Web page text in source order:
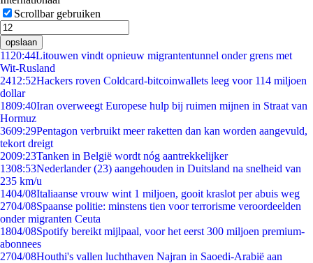
Scrollbar gebruiken
opslaan
11 20:44Litouwen vindt opnieuw migrantentunnel onder grens met
Wit-Rusland
2412:52Hackers roven Coldcard-bitcoinwallets leeg voor 114 miljoen
dollar
1809:40Iran overweegt Europese hulp bij ruimen mijnen in Straat van
Hormuz
3609:29Pentagon verbruikt meer raketten dan kan worden aangevuld,
tekort dreigt
2009:23Tanken in België wordt nóg aantrekkelijker
1308:53Nederlander (23) aangehouden in Duitsland na snelheid van
235 km/u
1404/08Italiaanse vrouw wint 1 miljoen, gooit kraslot per abuis weg
2704/08Spaanse politie: minstens tien voor terrorisme veroordeelden
onder migranten Ceuta
1804/08Spotify bereikt mijlpaal, voor het eerst 300 miljoen premium-
abonnees
2704/08Houthi's vallen luchthaven Najran in Saoedi-Arabië aan